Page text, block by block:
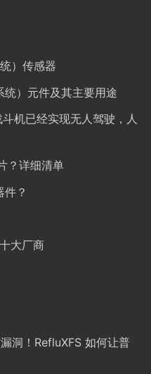
）传感器
）元件及其主要用途
机已经实现无人驾驶，人
？详细清单
？
大厂商
洞！RefluXFS 如何让普